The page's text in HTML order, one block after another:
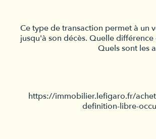
Ce type de transaction permet à un
jusqu'à son décès. Quelle
Quels sont les
https://immobilier.lefigaro.fr/
definition-libre-